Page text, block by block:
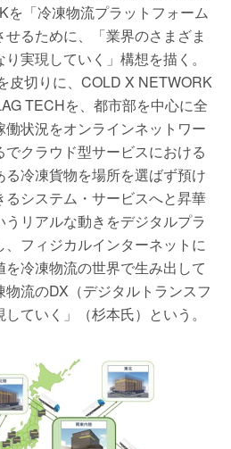
を「冷凍物流プラットフォーム
るために、「業界のさまざま
実現していく」構想を描く。
皮切りに、COLD X NETWORK
TECHを、都市部を中心に全
状況をオンラインネットワー
クラウド型サービスにおける
冷凍貨物を場所を選ばず預け
システム・サービスへと昇華
リアルな動きをデジタルプラ
フィジカルインターネットに
冷凍物流の世界で生み出して
流のDX（デジタルトランスフ
ていく」（杉本氏）という。